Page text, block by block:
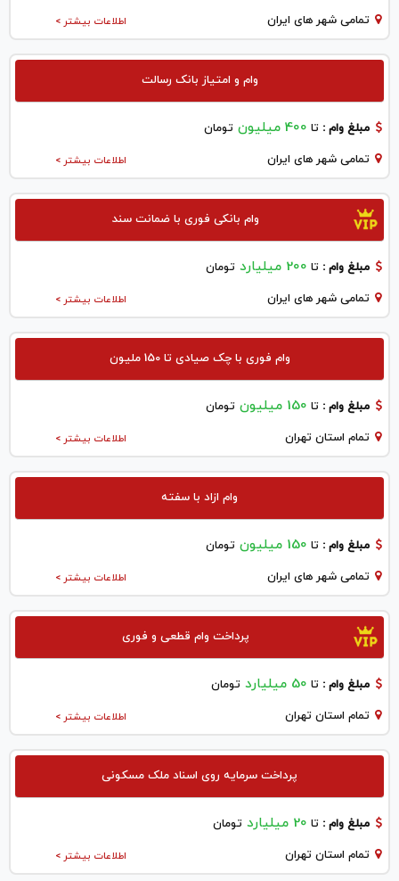
اطلاعات بیشتر > تمامی شهر های ایران
وام و امتیاز بانک رسالت
مبلغ وام : تا 400 میلیون تومان
اطلاعات بیشتر > تمامی شهر های ایران
وام بانکی فوری با ضمانت سند
مبلغ وام : تا 200 میلیارد تومان
اطلاعات بیشتر > تمامی شهر های ایران
وام فوری با چک صیادی تا 150 ملیون
مبلغ وام : تا 150 میلیون تومان
اطلاعات بیشتر > تمام استان تهران
وام ازاد با سفته
مبلغ وام : تا 150 میلیون تومان
اطلاعات بیشتر > تمامی شهر های ایران
پرداخت وام قطعی و فوری
مبلغ وام : تا 50 میلیارد تومان
اطلاعات بیشتر > تمام استان تهران
پرداخت سرمایه روی اسناد ملک مسکونی
مبلغ وام : تا 20 میلیارد تومان
اطلاعات بیشتر > تمام استان تهران